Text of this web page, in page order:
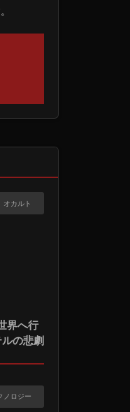
オカルト
界へ行
の悲劇
ノロジー